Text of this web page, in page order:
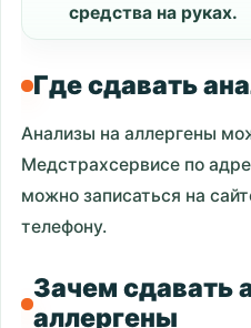
средства на руках.
Где сдавать
Анализы на аллергены
Медстрахсервисе по
можно записаться на
телефону.
Зачем сдавать
аллергены